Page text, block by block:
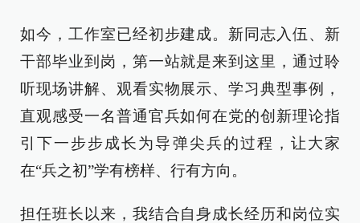
如今，工作室已经初步建成。新同志入伍、新
干部毕业到岗，第一站就是来到这里，通过聆
听现场讲解、观看实物展示、学习典型事例，
直观感受一名普通官兵如何在党的创新理论指
引下一步步成长为导弹尖兵的过程，让大家
在“兵之初”学有榜样、行有方向。
担任班长以来，我结合自身成长经历和岗位实